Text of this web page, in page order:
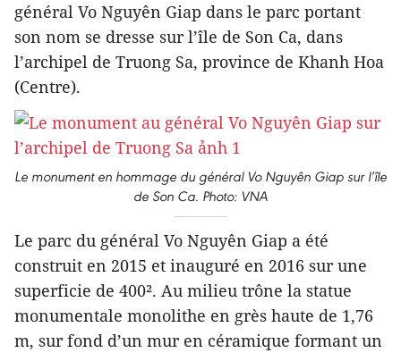
général Vo Nguyên Giap dans le parc portant
son nom se dresse sur l’île de Son Ca, dans
l’archipel de Truong Sa, province de Khanh Hoa
(Centre).
Le monument en hommage du général Vo Nguyên Giap sur l’île
de Son Ca. Photo: VNA
Le parc du général Vo Nguyên Giap a été
construit en 2015 et inauguré en 2016 sur une
superficie de 400². Au milieu trône la statue
monumentale monolithe en grès haute de 1,76
m, sur fond d’un mur en céramique formant un